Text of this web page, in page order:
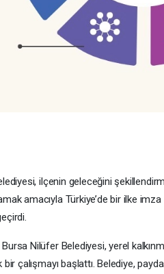
ilçenin geleceğini
amacıyla Türkiye’de bir ilke
Bursa Nilüfer Belediyesi, yerel
bir çalışmayı başlattı. Belediye,